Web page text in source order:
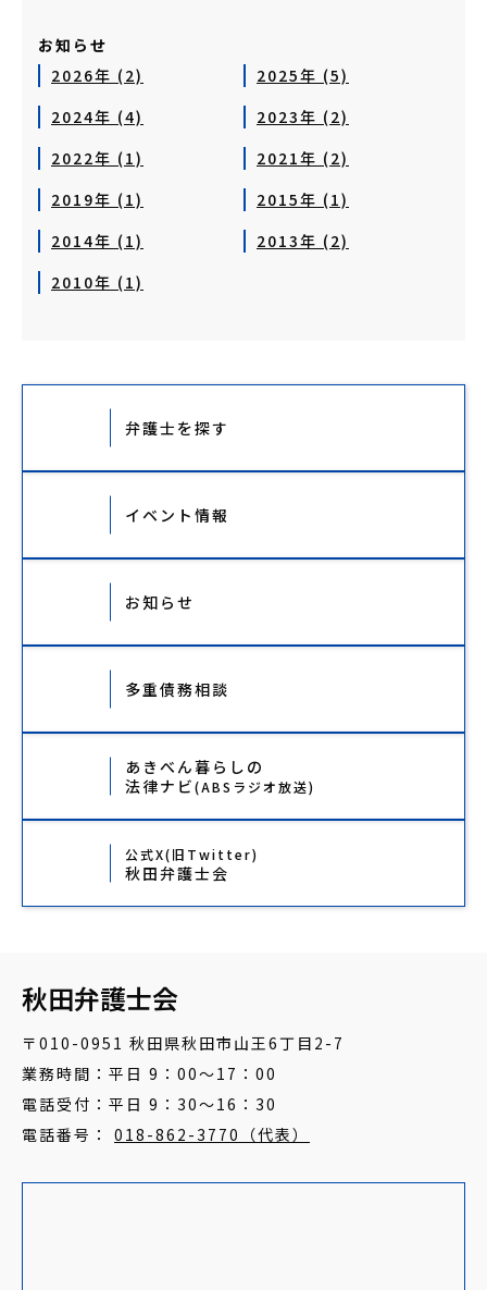
お知らせ
2026年 (2)
2025年 (5)
2024年 (4)
2023年 (2)
2022年 (1)
2021年 (2)
2019年 (1)
2015年 (1)
2014年 (1)
2013年 (2)
2010年 (1)
弁護士を探す
イベント情報
お知らせ
多重債務相談
あきべん暮らしの
法律ナビ(ABSラジオ放送)
公式X(旧Twitter)
秋田弁護士会
秋田弁護士会
〒010-0951 秋田県秋田市山王6丁目2-7
業務時間：平日 9：00～17：00
電話受付：平日 9：30～16：30
電話番号： 018-862-3770（代表）